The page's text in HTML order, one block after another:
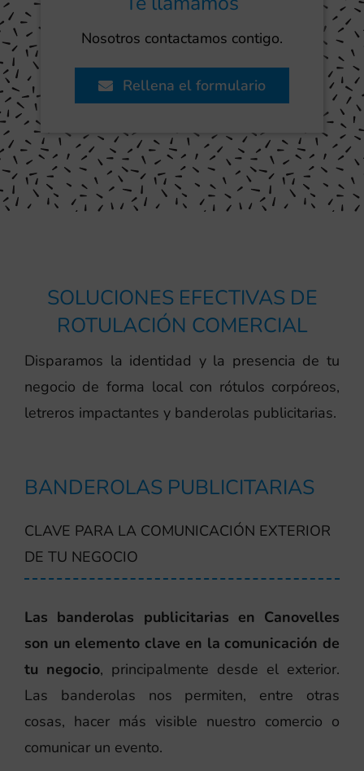
Nosotros contactamos contigo.
Rellena el formulario
SOLUCIONES EFECTIVAS DE
ROTULACIÓN COMERCIAL
Disparamos la identidad y la presencia de tu
negocio de forma local con rótulos corpóreos,
letreros impactantes y banderolas publicitarias.
BANDEROLAS PUBLICITARIAS
CLAVE PARA LA COMUNICACIÓN EXTERIOR
DE TU NEGOCIO
Las banderolas publicitarias en Canovelles
son un elemento clave en la comunicación de
tu negocio, principalmente desde el exterior.
Las banderolas nos permiten, entre otras
cosas, hacer más visible nuestro comercio o
comunicar un evento.